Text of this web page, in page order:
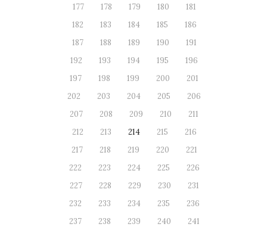
177
178 179 180
181
182
183 184 185
186
187
188 189 190
191
192
193 194 195
196
197
198 199 200
201
202
203 204 205
206
207
208 209 210
211
212
213 214 215
216
217
218 219 220
221
222
223 224 225
226
227
228 229 230
231
232
233 234 235
236
237
238 239 240
241